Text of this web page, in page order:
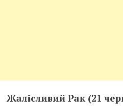
Жалісливий Рак (21